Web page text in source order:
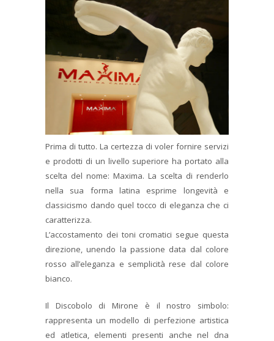
Prima di tutto. La certezza di voler fornire servizi
e prodotti di un livello superiore ha portato alla
scelta del nome: Maxima. La scelta di renderlo
nella sua forma latina esprime longevità e
classicismo dando quel tocco di eleganza che ci
caratterizza.
L’accostamento dei toni cromatici segue questa
direzione, unendo la passione data dal colore
rosso all’eleganza e semplicità rese dal colore
bianco.
Il Discobolo di Mirone è il nostro simbolo:
rappresenta un modello di perfezione artistica
ed atletica, elementi presenti anche nel dna